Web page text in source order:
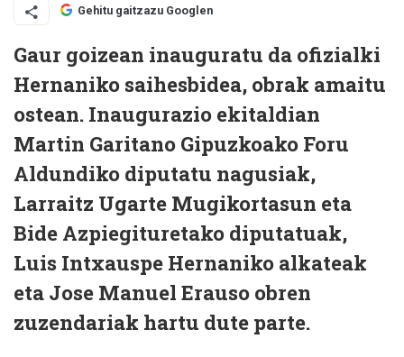
Gehitu gaitzazu Googlen
Gaur goizean inauguratu da ofizialki
Hernaniko saihesbidea, obrak amaitu
ostean. Inaugurazio ekitaldian
Martin Garitano Gipuzkoako Foru
Aldundiko diputatu nagusiak,
Larraitz Ugarte Mugikortasun eta
Bide Azpiegituretako diputatuak,
Luis Intxauspe Hernaniko alkateak
eta Jose Manuel Erauso obren
zuzendariak hartu dute parte.